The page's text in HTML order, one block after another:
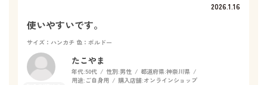
2026.1.16
使いやすいです。
サイズ：ハンカチ 色：ボルドー
たこやま
年代:50代 性別:男性 都道府県:神奈川県
用途: ご自身用 購入店舗:オンラインショップ